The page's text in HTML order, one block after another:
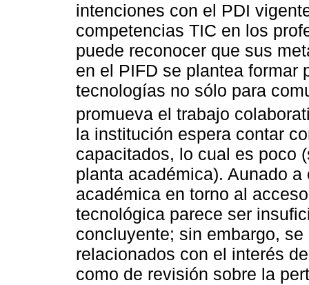
intenciones con el PDI
competencias TIC en los
puede reconocer que sus
en el PIFD se plantea formar
tecnologías no sólo para
promueva el trabajo
la institución espera contar
capacitados, lo cual es poco
planta académica). Aunado
académica en torno al
tecnológica parece ser
concluyente; sin embargo,
relacionados con el interés
como de revisión sobre la